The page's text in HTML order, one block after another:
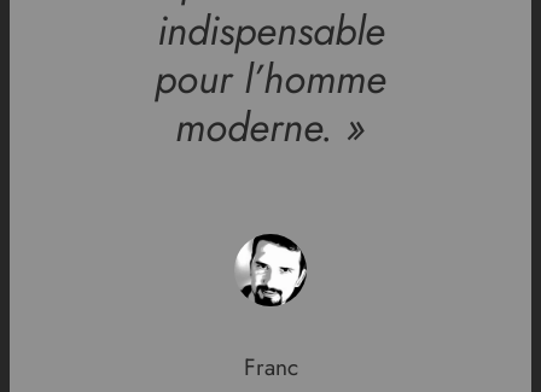
indispensable
pour l’homme
moderne. »
Franc